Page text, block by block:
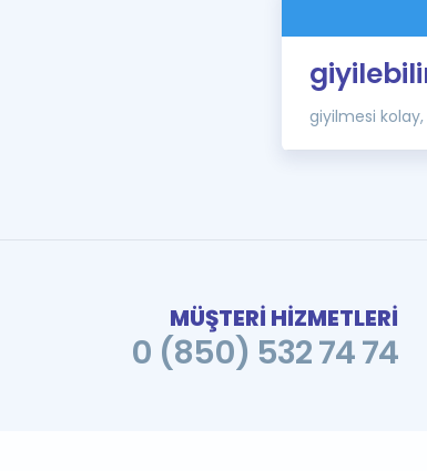
giyilmesi
MÜŞTERİ HİZMETLERİ
0 (850) 532 74 74